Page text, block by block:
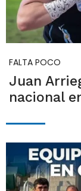
FALTA POCO
Juan
nacional